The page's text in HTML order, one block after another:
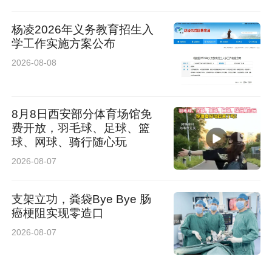
四十里铺镇赵家砭村党支部书记赵如涛说：“我村
82座日光温室大棚已升级改造完成，主要种植吊
蔬，产量高、销路好、供不应求，收益稳定，村
集体统一提供后勤保障与技术指导。下一步我们
将扩大种植规模、提升产能，融合亲子采摘、田
壮大村集体经济，助力乡村全面振兴。”
好产业铺就振兴路，赵家砭村以日光温室大棚种
杨凌2026年义务教育招生入
学工作实施方案公布
2026-08-08
8月8日西安部分体育场馆免
费开放，羽毛球、足球、篮
球、网球、骑行随心玩
2026-08-07
支架立功，粪袋Bye Bye 肠
癌梗阻实现零造口
2026-08-07